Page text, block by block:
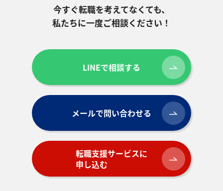
今すぐ転職を考えてなくても、
私たちに一度ご相談ください！
LINEで相談する
メールで問い合わせる
転職支援サービスに
申し込む